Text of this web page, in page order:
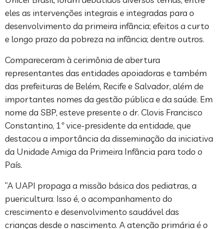
eles as intervenções integrais e integradas para o
desenvolvimento da primeira infância; efeitos a curto
e longo prazo da pobreza na infância; dentre outros.
Compareceram à cerimônia de abertura
representantes das entidades apoiadoras e também
das prefeituras de Belém, Recife e Salvador, além de
importantes nomes da gestão pública e da saúde. Em
nome da SBP, esteve presente o dr. Clovis Francisco
Constantino, 1º vice-presidente da entidade, que
destacou a importância da disseminação da iniciativa
da Unidade Amiga da Primeira Infância para todo o
País.
“A UAPI propaga a missão básica dos pediatras, a
puericultura. Isso é, o acompanhamento do
crescimento e desenvolvimento saudável das
crianças desde o nascimento. A atenção primária é o